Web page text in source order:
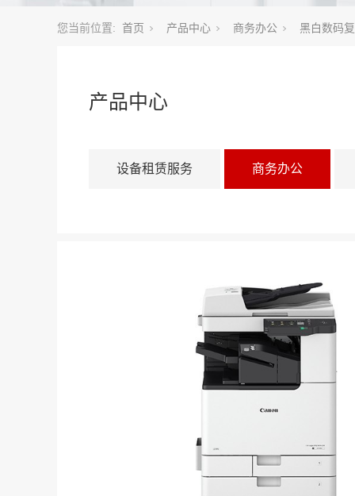
您当前位置: 首页 产品中心 商务办公 黑白数码
产品中心
设备租赁服务 商务办公